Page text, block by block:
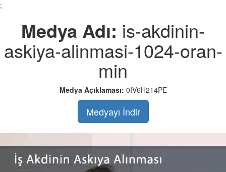
;
Medya Adı: is-akdinin-
askiya-alinmasi-1024-oran-
min
Medya Açıklaması: 0IV6H214PE
Medyayı İndir